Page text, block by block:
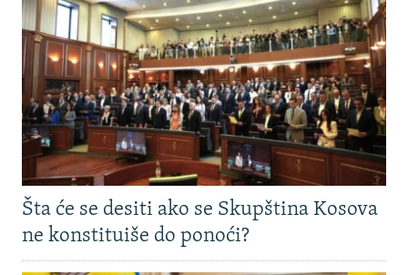
Šta će se desiti ako se Skupština Kosova
ne konstituiše do ponoći?